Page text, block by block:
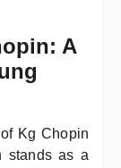
A
Kg Chopin
stands as a